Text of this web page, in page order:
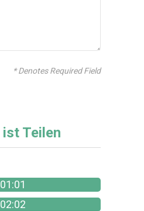
* Denotes Required Field
ist Teilen
01:01
02:02